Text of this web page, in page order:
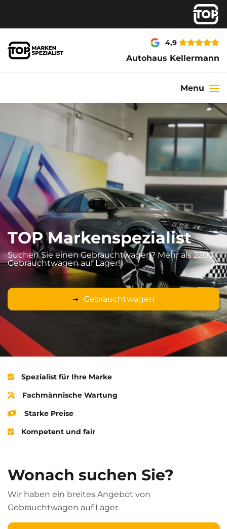
4,9
Autohaus Kellermann
Menu
TOP Markenspezialist
Suchen Sie einen Gebrauchtwagen? Mehr als 2200
Gebrauchtwagen auf Lager!
Gebrauchtwagen
Autohaus Kellermann
TOP Markenspezialist für Renault & Dacia
Spezialist für Ihre Marke
Fachmännische Wartung
Starke Preise
Kompetent und fair
Wonach suchen Sie?
Wir haben ein breites Angebot von
Gebrauchtwagen auf Lager.